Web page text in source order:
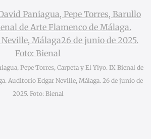
Pepe Torres, Carpeta y El Yiyo. IX Bienal de
Auditorio Edgar Neville, Málaga. 26 de junio de
2025. Foto: Bienal